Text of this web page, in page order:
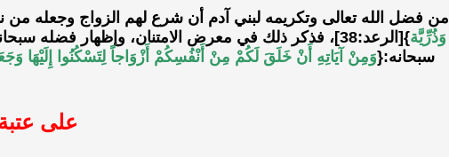
من فضل الله تعالى وتكريمه لبني آدم أن شرع لهم الزواج وجعله من
وَذُرِّيَّة
}[الرعد:38]، فذكر ذلك في معرض الامتنان، وإظهار
سبحانه:{وَمِنْ آيَاتِهِ أَنْ خَلَقَ لَكُمْ مِنْ أَنْفُسِكُمْ أَزْوَاجاً لِتَسْكُنُوا إِلَيْهَا
على